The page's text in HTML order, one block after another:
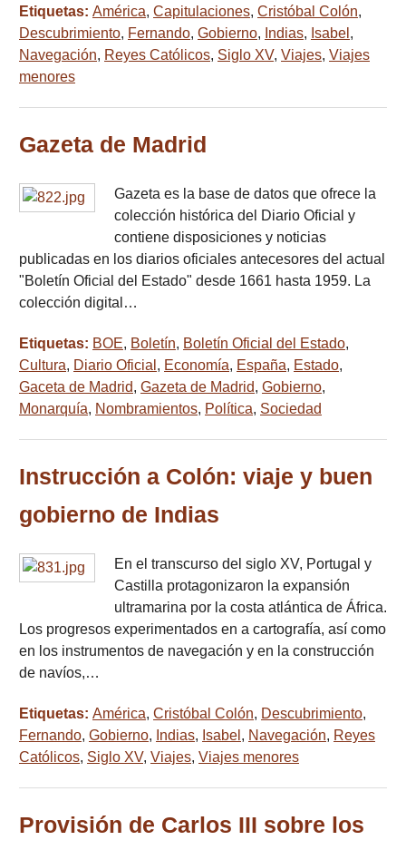
Etiquetas: América, Capitulaciones, Cristóbal Colón,
Descubrimiento, Fernando, Gobierno, Indias, Isabel ,
Navegación, Reyes Católicos, Siglo XV, Viajes, Viajes
menores
Gazeta de Madrid
Gazeta es la base de datos que ofrece la
colección histórica del Diario Oficial y
contiene disposiciones y noticias
publicadas en los diarios oficiales antecesores del actual
"Boletín Oficial del Estado" desde 1661 hasta 1959. La
colección digital…
Etiquetas: BOE, Boletín, Boletín Oficial del Estado,
Cultura, Diario Oficial , Economía, España, Estado,
Gaceta de Madrid, Gazeta de Madrid, Gobierno,
Monarquía, Nombramientos, Política, Sociedad
Instrucción a Colón: viaje y buen
gobierno de Indias
En el transcurso del siglo XV, Portugal y
Castilla protagonizaron la expansión
ultramarina por la costa atlántica de África.
Los progresos experimentados en a cartografía, así como
en los instrumentos de navegación y en la construcción
de navíos,…
Etiquetas: América, Cristóbal Colón, Descubrimiento,
Fernando, Gobierno, Indias, Isabel , Navegación, Reyes
Católicos, Siglo XV, Viajes, Viajes menores
Provisión de Carlos III sobre los